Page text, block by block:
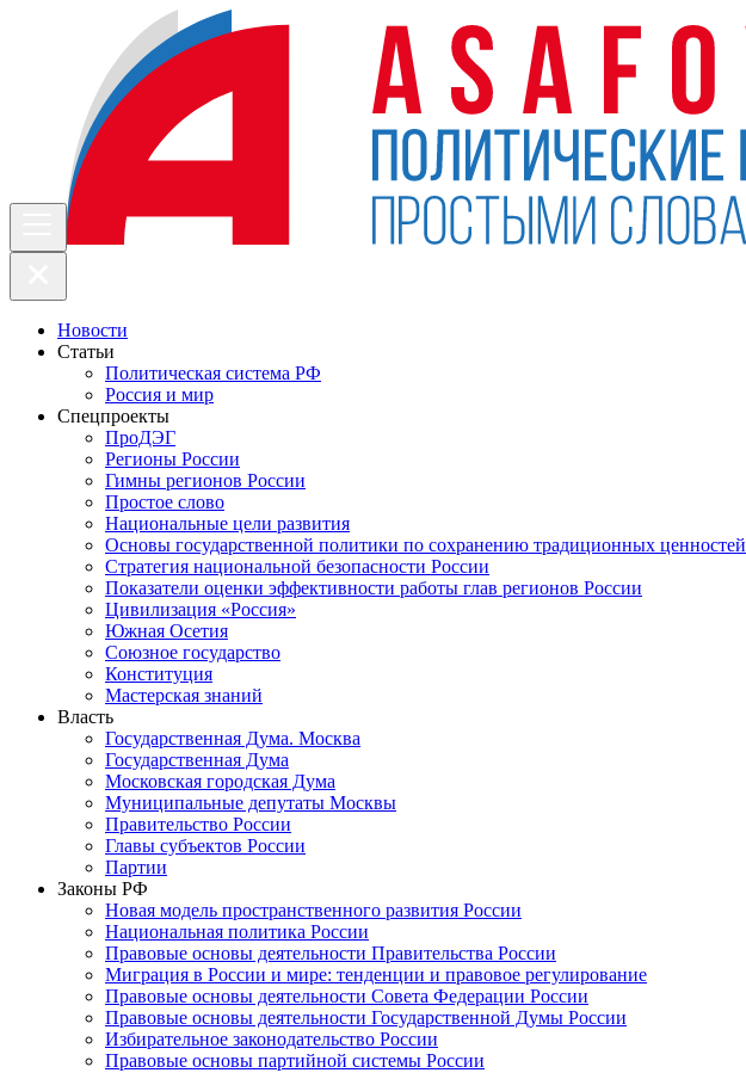
Новости
Статьи
Политическая система РФ
Россия и мир
Спецпроекты
ПроДЭГ
Регионы России
Гимны регионов России
Простое слово
Национальные цели развития
Основы государственной политики по сохранению традиционных ценностей
Стратегия национальной безопасности России
Показатели оценки эффективности работы глав регионов России
Цивилизация «Россия»
Южная Осетия
Союзное государство
Конституция
Мастерская знаний
Власть
Государственная Дума. Москва
Государственная Дума
Московская городская Дума
Муниципальные депутаты Москвы
Правительство России
Главы субъектов России
Партии
Законы РФ
Новая модель пространственного развития России
Национальная политика России
Правовые основы деятельности Правительства России
Миграция в России и мире: тенденции и правовое регулирование
Правовые основы деятельности Совета Федерации России
Правовые основы деятельности Государственной Думы России
Избирательное законодательство России
Правовые основы партийной системы России